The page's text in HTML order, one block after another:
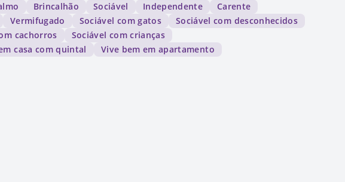
Brincalhão Sociável Independente
Carente
Vermifugado Sociável com gatos
Sociável com desconhecidos
cachorros
Sociável com crianças
casa com quintal
Vive bem em apartamento